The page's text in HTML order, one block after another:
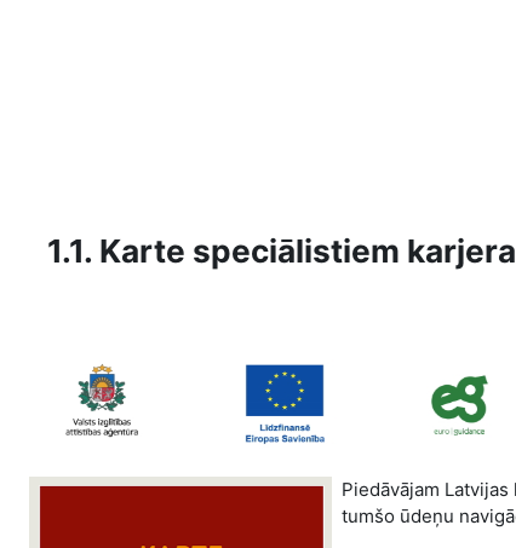
1.1. Karte speciālistiem
Piedāvājam
tumšo ūdeņu